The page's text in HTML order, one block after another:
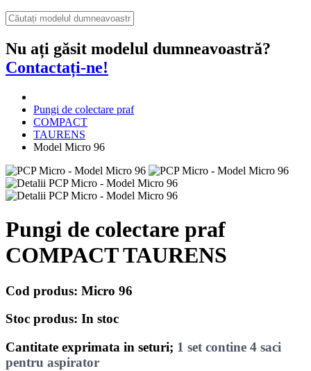
Nu ați găsit modelul dumneavoastră?
Contactați-ne!
Pungi de colectare praf
COMPACT
TAURENS
Model Micro 96
Pungi de colectare praf
COMPACT TAURENS
Cod produs: Micro 96
Stoc produs: In stoc
Cantitate exprimata in seturi; 1 set contine 4 saci
pentru aspirator